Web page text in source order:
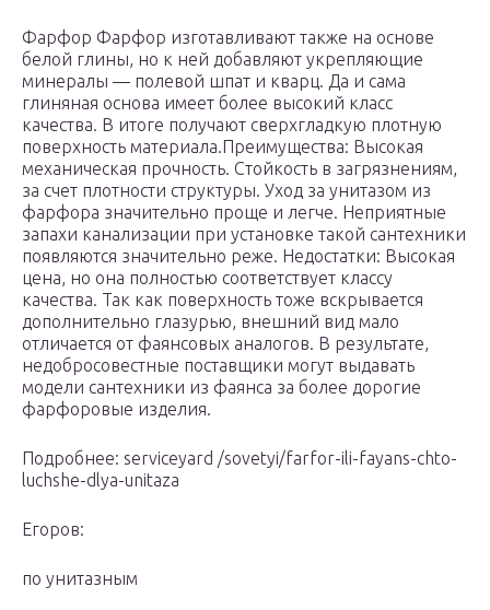
Фарфор Фарфор изготавливают также на основе
белой глины, но к ней добавляют укрепляющие
минералы — полевой шпат и кварц. Да и сама
глиняная основа имеет более высокий класс
качества. В итоге получают сверхгладкую плотную
поверхность материала.Преимущества: Высокая
механическая прочность. Стойкость в загрязнениям,
за счет плотности структуры. Уход за унитазом из
фарфора значительно проще и легче. Неприятные
запахи канализации при установке такой сантехники
появляются значительно реже. Недостатки: Высокая
цена, но она полностью соответствует классу
качества. Так как поверхность тоже вскрывается
дополнительно глазурью, внешний вид мало
отличается от фаянсовых аналогов. В результате,
недобросовестные поставщики могут выдавать
модели сантехники из фаянса за более дорогие
фарфоровые изделия.
Подробнее: serviceyard /sovetyi/farfor-ili-fayans-chto-
luchshe-dlya-unitaza
Егоров:
по унитазным